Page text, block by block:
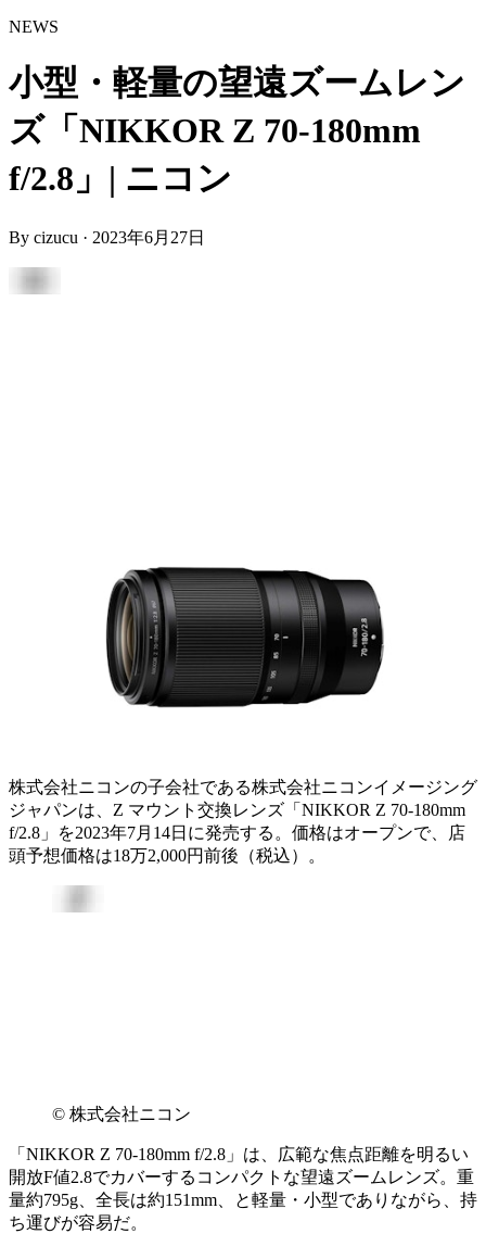
NEWS
小型・軽量の望遠ズームレン
ズ「NIKKOR Z 70-180mm
f/2.8」| ニコン
By cizucu · 2023年6月27日
株式会社ニコンの子会社である株式会社ニコンイメージング
ジャパンは、Z マウント交換レンズ「NIKKOR Z 70-180mm
f/2.8」を2023年7月14日に発売する。価格はオープンで、店
頭予想価格は18万2,000円前後（税込）。
© 株式会社ニコン
「NIKKOR Z 70-180mm f/2.8」は、広範な焦点距離を明るい
開放F値2.8でカバーするコンパクトな望遠ズームレンズ。重
量約795g、全長は約151mm、と軽量・小型でありながら、持
ち運びが容易だ。